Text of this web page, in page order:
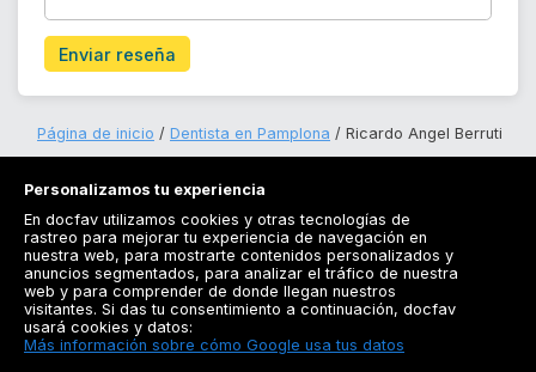
Enviar reseña
Página de inicio Dentista en Pamplona Ricardo Angel Berruti
Registrarse
Docfav
Personalizamos tu experiencia
En docfav utilizamos cookies y otras tecnologías de
rastreo para mejorar tu experiencia de navegación en
nuestra web, para mostrarte contenidos personalizados y
anuncios segmentados, para analizar el tráfico de nuestra
web y para comprender de donde llegan nuestros
visitantes. Si das tu consentimiento a continuación, docfav
usará cookies y datos:
Más información sobre cómo Google usa tus datos